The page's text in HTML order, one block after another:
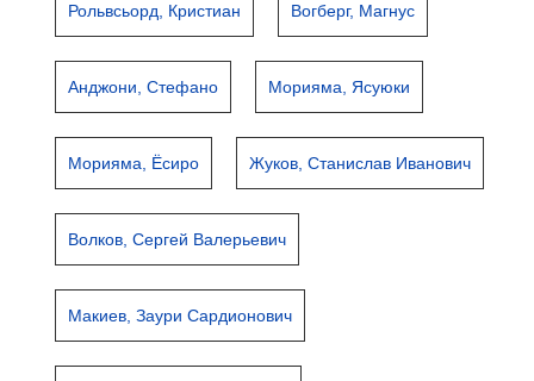
Рольвсьорд, Кристиан Вогберг, Магнус
Анджони, Стефано Морияма, Ясуюки
Морияма, Ёсиро Жуков, Станислав Иванович
Волков, Сергей Валерьевич
Макиев, Заури Сардионович